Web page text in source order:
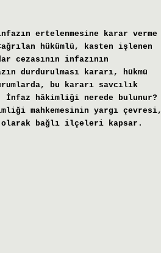
ertelenmesine karar verme
hükümlü, kasten işlenen
cezasının infazının
durdurulması kararı, hükmü
bu kararı savcılık
hâkimliği nerede bulunur?
mahkemesinin yargı çevresi,
bağlı ilçeleri kapsar.